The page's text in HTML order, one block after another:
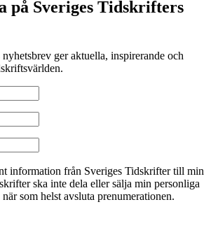
på Sveriges Tidskrifters
ger aktuella, inspirerande och
information från Sveriges Tidskrifter till min
ska inte dela eller sälja min personliga
som helst avsluta prenumerationen.